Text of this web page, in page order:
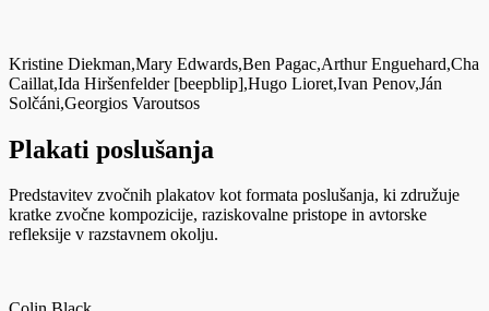
Kristine Diekman,Mary Edwards,Ben Pagac,Arthur Enguehard,Cha
Caillat,Ida Hiršenfelder [beepblip],Hugo Lioret,Ivan Penov,Ján
Solčáni,Georgios Varoutsos
Plakati poslušanja
Predstavitev zvočnih plakatov kot formata poslušanja, ki združuje
kratke zvočne kompozicije, raziskovalne pristope in avtorske
refleksije v razstavnem okolju.